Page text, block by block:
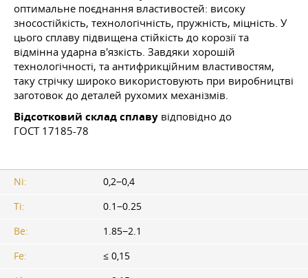
оптимальне поєднання властивостей: високу
зносостійкість, технологічність, пружність, міцність. У
цього сплаву підвищена стійкість до корозії та
відмінна ударна в'язкість. Завдяки хорошій
технологічності, та антифрикційним властивостям,
таку стрічку широко використовують при виробництві
заготовок до деталей рухомих механізмів.
Відсотковий склад сплаву відповідно до
ГОСТ 17185-78
Ni:
0,2−0,4
Ti:
0.1−0.25
Be:
1.85−2.1
Fe:
≤ 0,15